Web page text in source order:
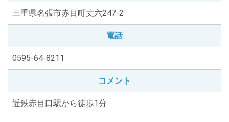
三重県名張市赤目町丈六247-2
電話
0595-64-8211
コメント
近鉄赤目口駅から徒歩1分